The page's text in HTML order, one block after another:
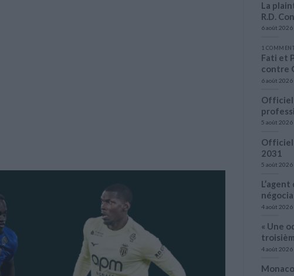
La
R.D.
6 août 2026
1
Fati et
contre
6 août 2026
Officiel
5 août 2026
Officiel
2031
5 août 2026
4 août 2026
« Une
4 août 2026